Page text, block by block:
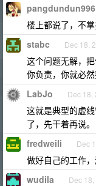
pangdundun996
楼上都说了，不
stabc Dec 18,
这个问题无解，
你负责，你就必然
LabJo Dec 18,
这就是典型的虚
了，先干着再说。
fredweili Dec
做好自己的工作
wudila Dec